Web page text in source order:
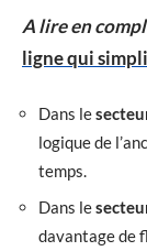
A lire en
ligne qui
Dans le
logique de
temps.
Dans le
davantage de